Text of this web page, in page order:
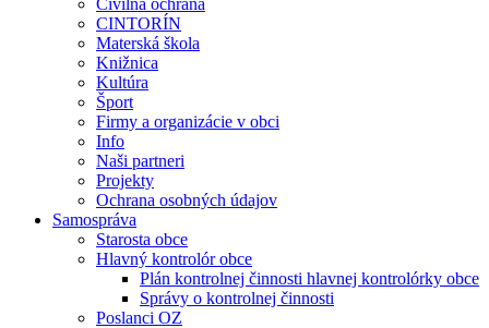
Civilná ochrana
CINTORÍN
Materská škola
Knižnica
Kultúra
Šport
Firmy a organizácie v obci
Info
Naši partneri
Projekty
Ochrana osobných údajov
Samospráva
Starosta obce
Hlavný kontrolór obce
Plán kontrolnej činnosti hlavnej kontrolórky obce
Správy o kontrolnej činnosti
Poslanci OZ